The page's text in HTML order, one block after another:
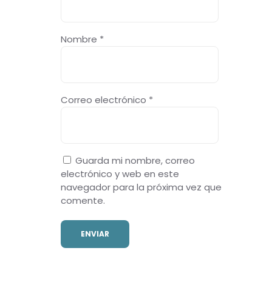
Nombre *
Correo electrónico *
Guarda mi nombre, correo
electrónico y web en este
navegador para la próxima vez que
comente.